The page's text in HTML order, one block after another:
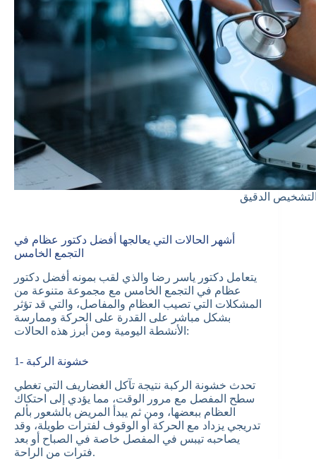
الدقيق
أشهر الحالات التي يعالجها أفضل دكتور عظام في
التجمع الخامس
يتعامل دكتور ياسر رضا والذي لقب بمونه أفضل دكتور
عظام في التجمع الخامس مع مجموعة متنوعة من
المشكلات التي تصيب العظام والمفاصل، والتي قد تؤثر
بشكل مباشر على القدرة على الحركة وممارسة
الأنشطة اليومية ومن أبرز هذه الحالات:
1- خشونة الركبة
تحدث خشونة الركبة نتيجة تآكل الغضاريف التي تغطي
سطح المفصل مع مرور الوقت، مما يؤدي إلى احتكاك
العظام ببعضها، ومن ثم يبدأ المريض بالشعور بألم
تدريجي يزداد مع الحركة أو الوقوف لفترات طويلة، وقد
يصاحبه تيبس في المفصل خاصة في الصباح أو بعد
فترات من الراحة.